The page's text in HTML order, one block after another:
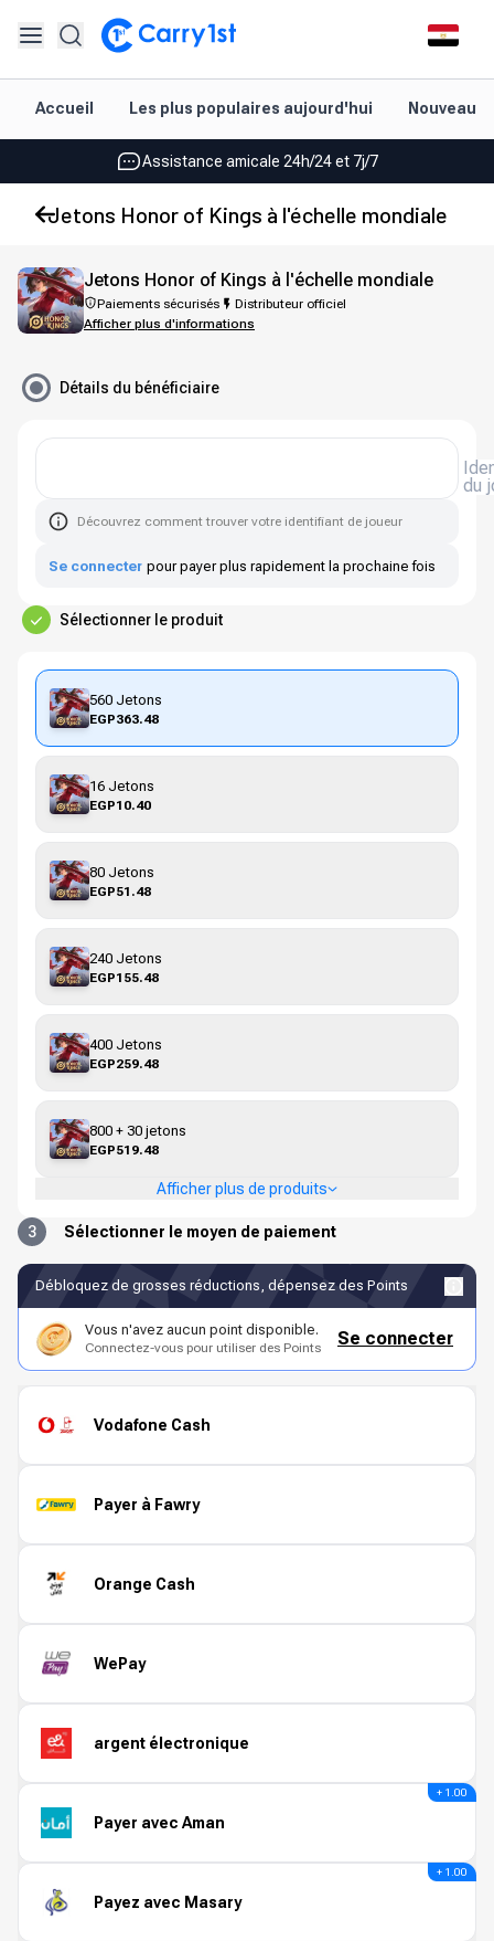
Accueil Les plus populaires aujourd'hui
Les meilleures offres pour vos meilleurs jeux
Assistance amicale 24h/24 et 7j/7
Noté 4,45 sur Google Play et l'App Store
Les meilleures offres pour vos meilleurs jeux
Noté 4,45 sur Google Play et l'App Store
Jetons Honor of Kings à l'échelle mondiale
Jetons Honor of Kings à l'échelle mondiale
Paiements sécurisés
Distributeur officiel
Afficher plus d'informations
Détails du bénéficiaire
du
Découvrez comment trouver votre identifiant de joueur
Se connecter pour payer plus rapidement la prochaine fois
Sélectionner le produit
560 Jetons
EGP363.48
16 Jetons
EGP10.40
80 Jetons
EGP51.48
240 Jetons
EGP155.48
400 Jetons
EGP259.48
800 + 30 jetons
EGP519.48
Afficher plus de produits
3 Sélectionner le moyen de paiement
Débloquez de grosses réductions, dépensez des Points
Vous n'avez aucun point disponible.
Connectez-vous pour utiliser des Points Se connecter
Vodafone Cash
Payer à Fawry
Orange Cash
WePay
argent électronique
Payer avec Aman
+ 1.00
Payez avec Masary
+ 1.00